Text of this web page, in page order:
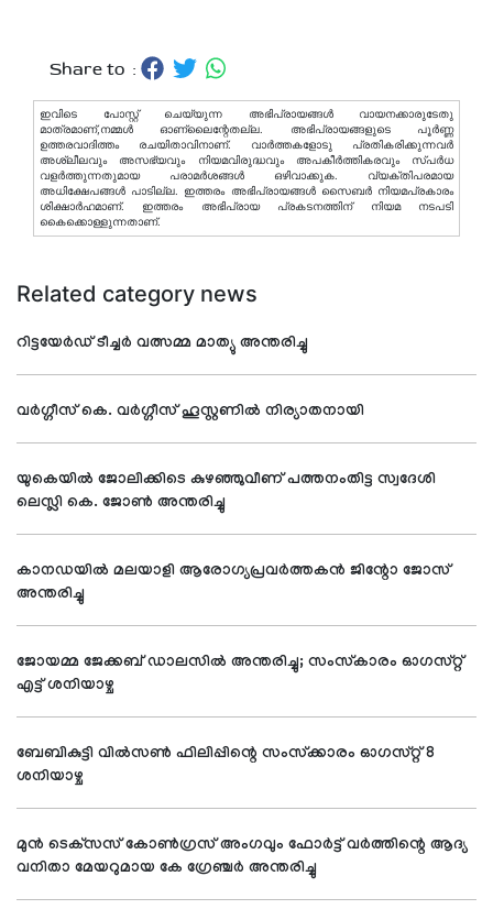
Share to :
ഇവിടെ പോസ്റ്റ് ചെയ്യുന്ന അഭിപ്രായങ്ങള്‍ വായനക്കാരുടേതു
മാത്രമാണ്,നമ്മൾ ഓണ്ലൈന്റേതല്ല. അഭിപ്രായങ്ങളുടെ പൂർണ്ണ
ഉത്തരവാദിത്തം രചയിതാവിനാണ്. വാര്‍ത്തകളോടു പ്രതികരിക്കുന്നവര്‍
അശ്ലീലവും അസഭ്യവും നിയമവിരുദ്ധവും അപകീര്‍ത്തികരവും സ്പര്‍ധ
വളര്‍ത്തുന്നതുമായ പരാമര്‍ശങ്ങള്‍ ഒഴിവാക്കുക. വ്യക്തിപരമായ
അധിക്ഷേപങ്ങള്‍ പാടില്ല. ഇത്തരം അഭിപ്രായങ്ങള്‍ സൈബര്‍ നിയമപ്രകാരം
ശിക്ഷാര്‍ഹമാണ്. ഇത്തരം അഭിപ്രായ പ്രകടനത്തിന് നിയമ നടപടി
കൈക്കൊള്ളുന്നതാണ്.
Related category news
റിട്ടയേര്‍ഡ് ടീച്ചര്‍ വത്സമ്മ മാത്യു അന്തരിച്ചു
വര്‍ഗ്ഗീസ് കെ. വര്‍ഗ്ഗീസ് ഹൂസ്റ്റണില്‍ നിര്യാതനായി
യുകെയില്‍ ജോലിക്കിടെ കുഴഞ്ഞുവീണ് പത്തനംതിട്ട സ്വദേശി
ലെസ്ലി കെ. ജോണ്‍ അന്തരിച്ചു
കാനഡയില്‍ മലയാളി ആരോഗ്യപ്രവര്‍ത്തകന്‍ ജിന്റോ ജോസ്
അന്തരിച്ചു
ജോയമ്മ ജേക്കബ് ഡാലസില്‍ അന്തരിച്ചു; സംസ്‌കാരം ഓഗസ്റ്റ്
എട്ട് ശനിയാഴ്ച
ബേബികുട്ടി വില്‍സണ്‍ ഫിലിപ്പിന്റെ സംസ്‌ക്കാരം ഓഗസ്റ്റ് 8
ശനിയാഴ്ച
മുന്‍ ടെക്‌സസ് കോണ്‍ഗ്രസ് അംഗവും ഫോര്‍ട്ട് വര്‍ത്തിന്റെ ആദ്യ
വനിതാ മേയറുമായ കേ ഗ്രേഞ്ചര്‍ അന്തരിച്ചു